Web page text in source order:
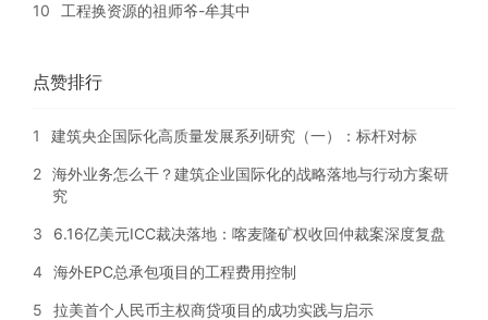
10 工程换资源的祖师爷-牟其中
点赞排行
1 建筑央企国际化高质量发展系列研究（一）：标杆对标
2 海外业务怎么干？建筑企业国际化的战略落地与行动方案研
究
3 6.16亿美元ICC裁决落地：喀麦隆矿权收回仲裁案深度复盘
4 海外EPC总承包项目的工程费用控制
5 拉美首个人民币主权商贷项目的成功实践与启示